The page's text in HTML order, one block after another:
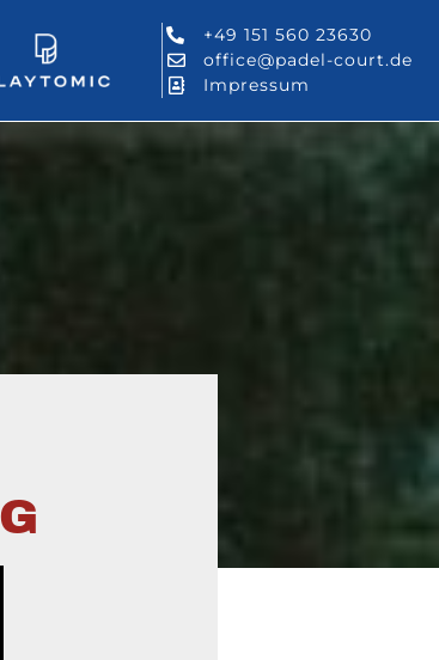
+49 151 560 23630
office@padel-court.de
Impressum